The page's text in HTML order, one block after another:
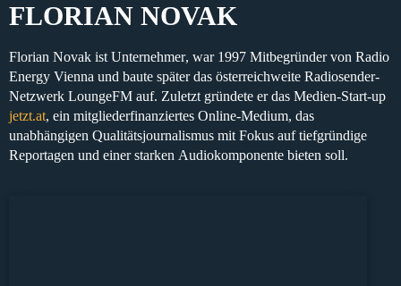
FLORIAN NOVAK
Florian Novak ist Unternehmer, war 1997 Mitbegründer von Radio
Energy Vienna und baute später das österreichweite Radiosender-
Netzwerk LoungeFM auf. Zuletzt gründete er das Medien-Start-up
jetzt.at, ein mitgliederfinanziertes Online-Medium, das
unabhängigen Qualitätsjournalismus mit Fokus auf tiefgründige
Reportagen und einer starken Audiokomponente bieten soll.